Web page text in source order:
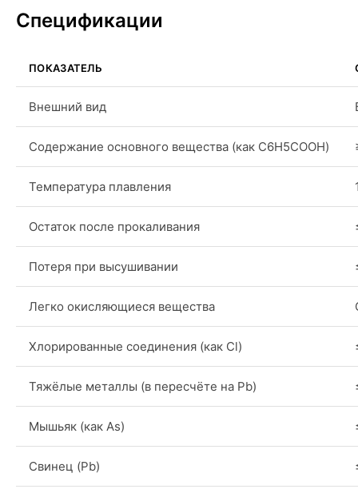
Спецификации
ПОКАЗАТЕЛЬ
Внешний вид
Содержание основного вещества (как C6H5COOH)
Температура плавления
Остаток после прокаливания
Потеря при высушивании
Легко окисляющиеся вещества
Хлорированные соединения (как Cl)
Тяжёлые металлы (в пересчёте на Pb)
Мышьяк (как As)
Свинец (Pb)